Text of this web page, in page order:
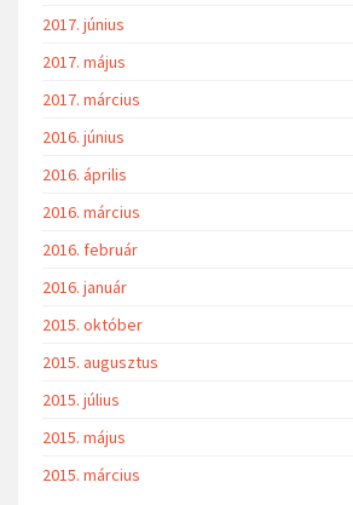
2017. június
2017. május
2017. március
2016. június
2016. április
2016. március
2016. február
2016. január
2015. október
2015. augusztus
2015. július
2015. május
2015. március